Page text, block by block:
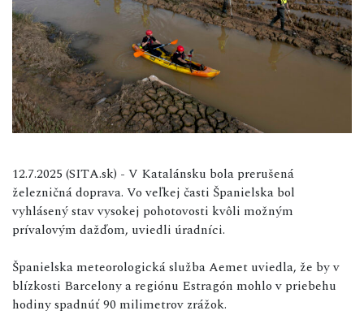
12.7.2025 (SITA.sk) - V Katalánsku bola prerušená
železničná doprava. Vo veľkej časti Španielska bol
vyhlásený stav vysokej pohotovosti kvôli možným
prívalovým dažďom, uviedli úradníci.
Španielska meteorologická služba Aemet uviedla, že by v
blízkosti Barcelony a regiónu Estragón mohlo v priebehu
hodiny spadnúť 90 milimetrov zrážok.